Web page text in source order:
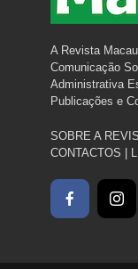
A Revista
Comunicação
Administrativa
Publicações e
SOBRE A
CONTACTOS